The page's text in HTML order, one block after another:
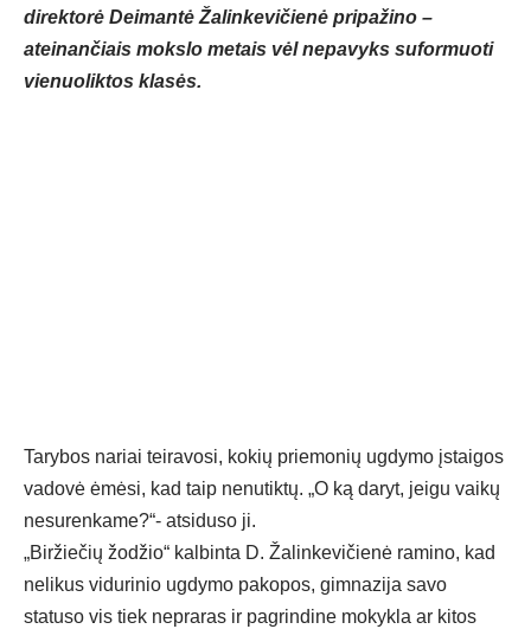
direktorė Deimantė Žalinkevičienė pripažino –
ateinančiais mokslo metais vėl nepavyks suformuoti
vienuoliktos klasės.
Tarybos nariai teiravosi, kokių priemonių ugdymo įstaigos
vadovė ėmėsi, kad taip nenutiktų. „O ką daryt, jeigu vaikų
nesurenkame?“- atsiduso ji.
„Biržiečių žodžio“ kalbinta D. Žalinkevičienė ramino, kad
nelikus vidurinio ugdymo pakopos, gimnazija savo
statuso vis tiek nepraras ir pagrindine mokykla ar kitos